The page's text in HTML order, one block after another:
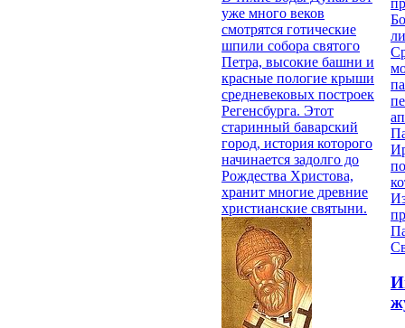
уже много веков
смотрятся готические
шпили собора святого
Петра, высокие башни и
красные пологие крыши
средневековых построек
Регенсбурга. Этот
старинный баварский
город, история которого
начинается задолго до
Рождества Христова,
хранит многие древние
христианские святыни.